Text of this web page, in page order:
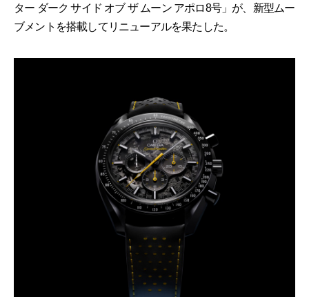
ター ダーク サイド オブ ザ ムーン アポロ8号」が、新型ムー
ブメントを搭載してリニューアルを果たした。